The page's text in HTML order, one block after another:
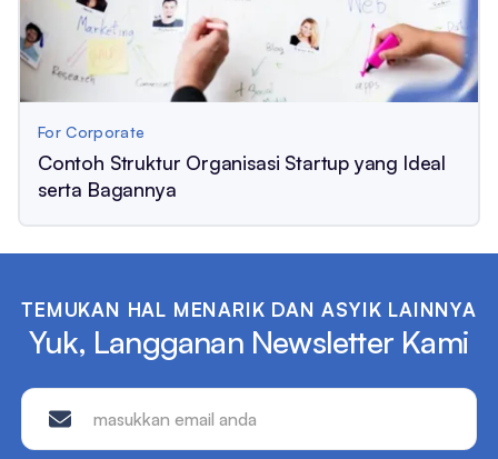
For Corporate
Contoh Struktur Organisasi Startup yang Ideal
serta Bagannya
TEMUKAN HAL MENARIK DAN ASYIK LAINNYA
Yuk, Langganan Newsletter Kami